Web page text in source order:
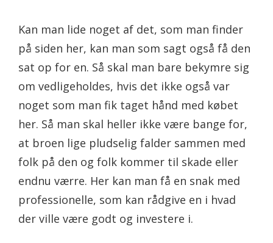
Kan man lide noget af det, som man finder
på siden her, kan man som sagt også få den
sat op for en. Så skal man bare bekymre sig
om vedligeholdes, hvis det ikke også var
noget som man fik taget hånd med købet
her. Så man skal heller ikke være bange for,
at broen lige pludselig falder sammen med
folk på den og folk kommer til skade eller
endnu værre. Her kan man få en snak med
professionelle, som kan rådgive en i hvad
der ville være godt og investere i.